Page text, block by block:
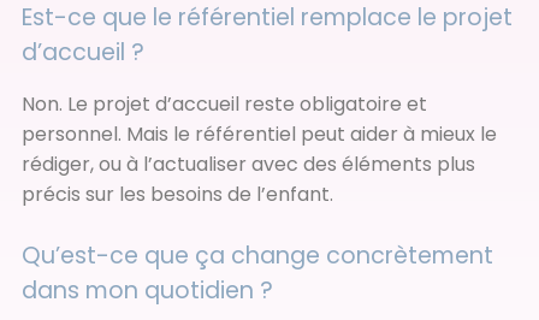
Est-ce que le référentiel remplace le projet
d’accueil ?
Non. Le projet d’accueil reste obligatoire et
personnel. Mais le référentiel peut aider à mieux le
rédiger, ou à l’actualiser avec des éléments plus
précis sur les besoins de l’enfant.
Qu’est-ce que ça change concrètement
dans mon quotidien ?